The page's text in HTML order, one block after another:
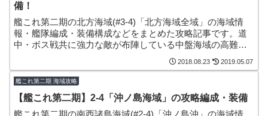
備！
艦これ第二期の北方海域(#3-4)「北方海域全域」の海域情
報・艦隊編成・装備構成などをまとめた攻略記事です。道
中・ボス戦共に強力な敵が布陣している中盤海域の高難易
度マップで、レア駆逐艦「初風」の主なドロップ海域とな
2018.08.23 2019.05.07
艦これ第二期 海域攻略
【艦これ第二期】2-4「沖ノ島海域」の攻略編成・装備
艦これ第二期の南西諸島海域(#2-4)「沖ノ島沖」の海域情